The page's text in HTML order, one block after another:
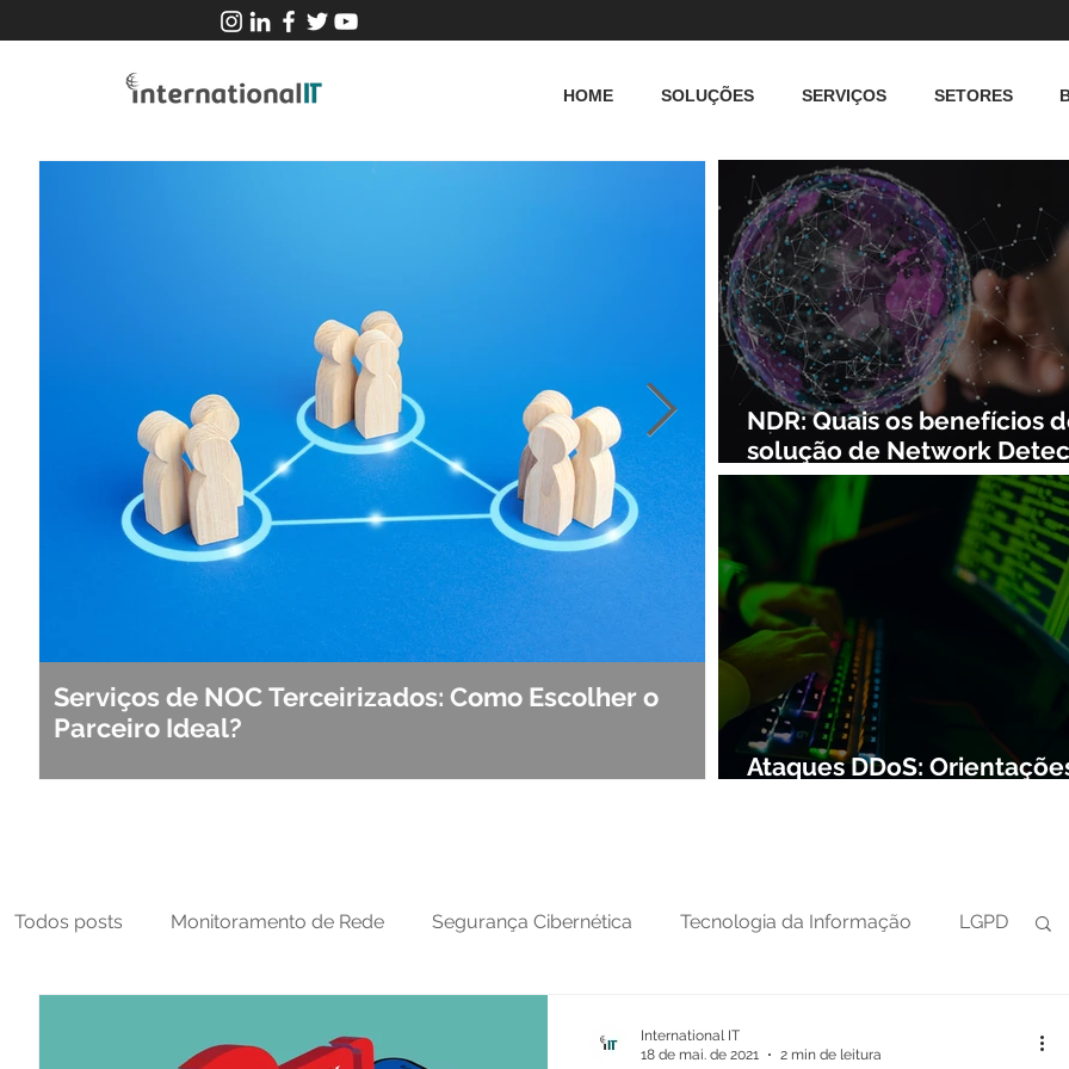
HOME SOLUÇÕES SERVIÇOS SETORES
NDR: Quais os benefícios
solução de Network
and Response?
Ataques DDoS:
Serviços de NOC Terceirizados: Como Escolher o
Parceiro Ideal?
Observabilidade e NOC:
Segurança de Redes
Todos posts Monitoramento de Rede Segurança Cibernética Tecnologia da Informação LGPD
International IT
18 de mai. de 2021
2 min de leitura